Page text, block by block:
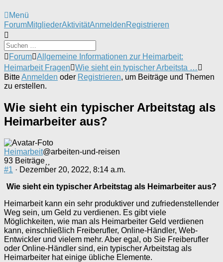
Menü
Forum-
Navigation
ForumMitgliederAktivitätAnmeldenRegistrieren
Forum-
Breadcrumbs
-
Du
bist
Forum Allgemeine Informationen zur Heimarbeit:
Heimarbeit Fragen
Wie sieht ein typischer Arbeitsta …
BitteAnmelden oder Registrieren, um Beiträge und Themen
zu erstellen.
Wie sieht ein typischer Arbeitstag als
Heimarbeiter aus?
Heimarbeit@arbeiten-und-reisen
93 Beiträge
#1 · Dezember 20, 2022, 8:14 a.m.
Wie sieht ein typischer Arbeitstag als Heimarbeiter aus?
Heimarbeit kann ein sehr produktiver und zufriedenstellender
Weg sein, um Geld zu verdienen. Es gibt viele
Möglichkeiten, wie man als Heimarbeiter Geld verdienen
kann, einschließlich Freiberufler, Online-Händler, Web-
Entwickler und vielem mehr. Aber egal, ob Sie Freiberufler
oder Online-Händler sind, ein typischer Arbeitstag als
Heimarbeiter hat einige übliche Elemente.